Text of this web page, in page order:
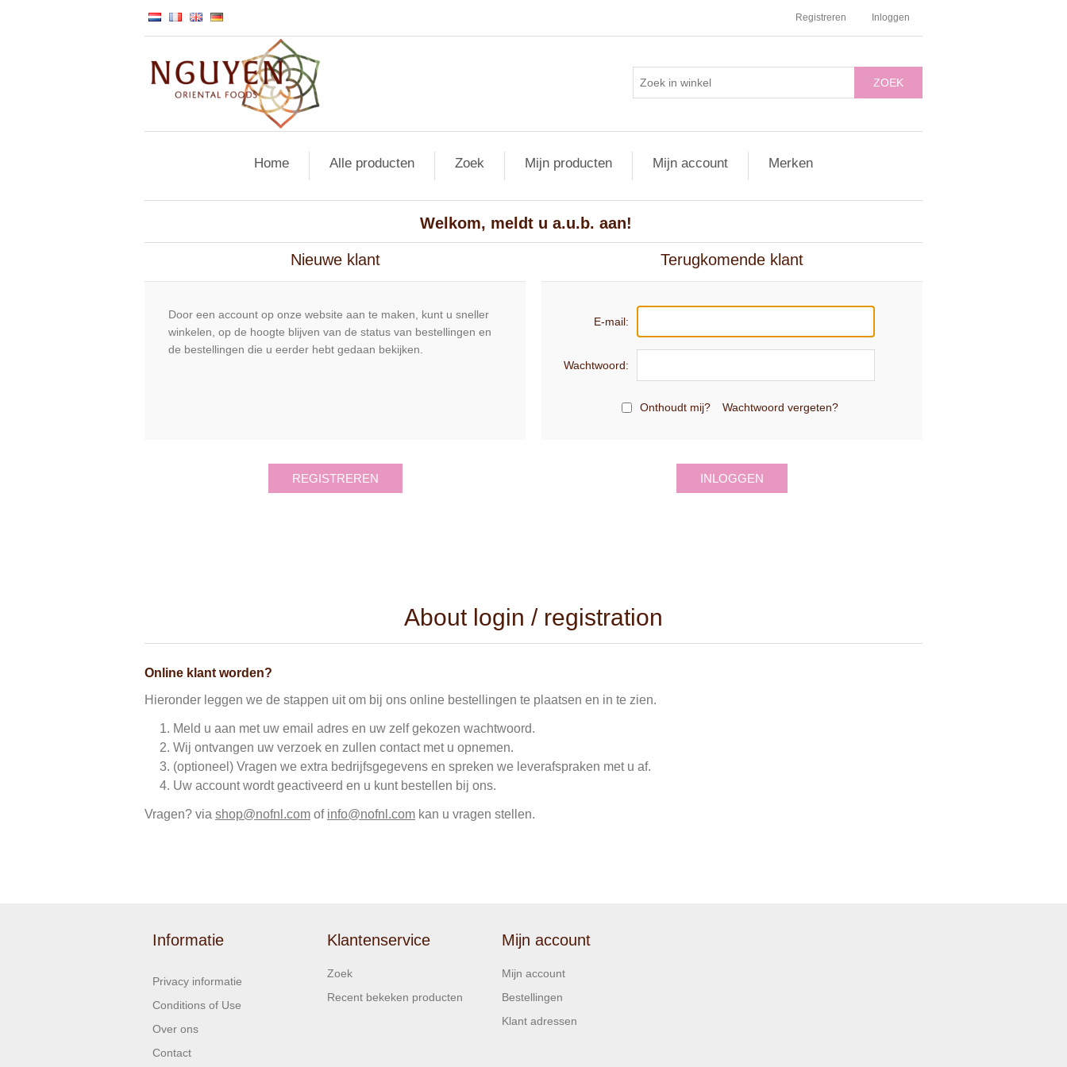
Registreren Inloggen
ZOEK
Home Alle producten Zoek Mijn producten Mijn account Merken
Welkom, meldt u a.u.b. aan!
Nieuwe klant
Door een account op onze website aan te maken, kunt u sneller
winkelen, op de hoogte blijven van de status van bestellingen en
de bestellingen die u eerder hebt gedaan bekijken.
REGISTREREN
Terugkomende klant
E-mail:
Wachtwoord:
Onthoudt mij? Wachtwoord vergeten?
INLOGGEN
About login / registration
Online klant worden?
Hieronder leggen we de stappen uit om bij ons online bestellingen te plaatsen en in te zien.
Meld u aan met uw email adres en uw zelf gekozen wachtwoord.
Wij ontvangen uw verzoek en zullen contact met u opnemen.
(optioneel) Vragen we extra bedrijfsgegevens en spreken we leverafspraken met u af.
Uw account wordt geactiveerd en u kunt bestellen bij ons.
Vragen? via shop@nofnl.com of info@nofnl.com kan u vragen stellen.
Informatie
Privacy informatie
Conditions of Use
Over ons
Contact
Klantenservice
Zoek
Recent bekeken producten
Mijn account
Mijn account
Bestellingen
Klant adressen